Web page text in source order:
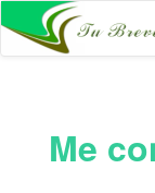
Me